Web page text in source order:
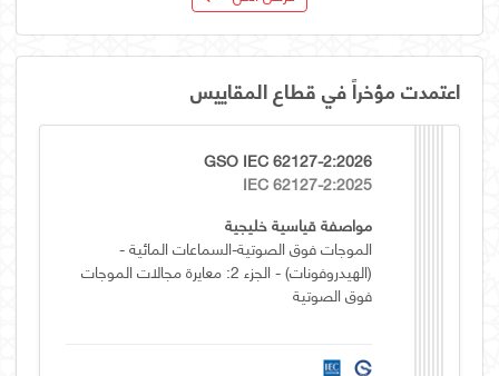
اعتمدت مؤخراً في قطاع المقاييس
GSO IEC 62127-2:2026
IEC 62127-2:2025
مواصفة قياسية خليجية
الموجات فوق الصوتية-السماعات المائية -
(الهيدروفونات) - الجزء 2: معايرة مجالات الموجات
فوق الصوتية